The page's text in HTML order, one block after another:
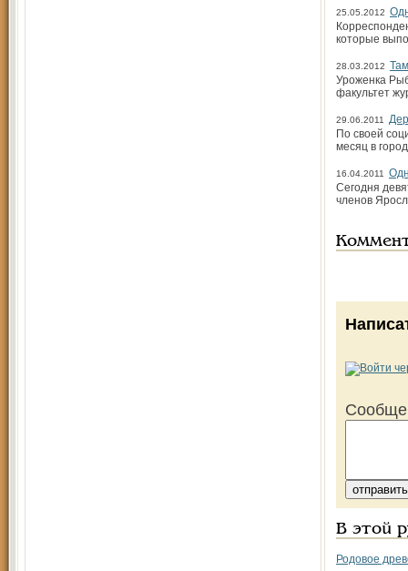
25.05.2012
которые
28.03.2012
Уроженка
факультет
29.06.2011
По своей
месяц в
16.04.2011
Сегодня
членов
В этой
Родовое